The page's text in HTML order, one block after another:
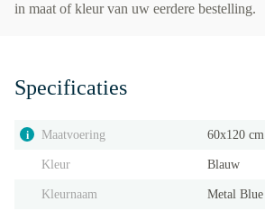
in maat of kleur van uw eerdere bestelling.
Specificaties
i Maatvoering 60x120 cm
Kleur Blauw
Kleurnaam Metal Blue